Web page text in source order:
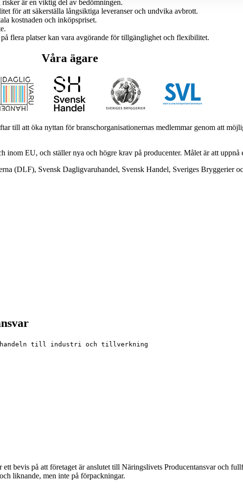
är en viktig del av bedömningen.
för att säkerställa långsiktiga leveranser och undvika avbrott.
kostnaden och inköpspriset.
flera platser kan vara avgörande för tillgänglighet och flexibilitet.
Våra ägare
till att öka nyttan för branschorganisationernas medlemmar genom att
inom EU, och ställer nya och högre krav på producenter. Målet äratt uppnå
(DLF), Svensk Dagligvaruhandel, Svensk Handel, Sveriges Bryggerier
till industri och tillverkning
bevis på att företaget är anslutet till Näringslivets Producentansvar och
liknande, men inte på förpackningar.